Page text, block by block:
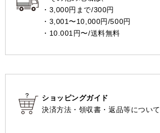
・3,000円まで/300円
・3,001〜10,000円/500円
・10.001円〜/送料無料
ショッピングガイド
決済方法・領収書・返品等について